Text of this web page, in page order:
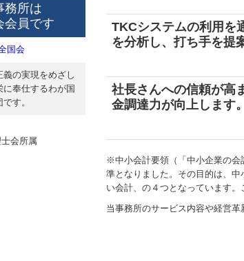
務所は
会員です
義の実現をめざし
奉仕するわが国
す。
会所属
TKCシステムの利用を
を分析し、打ち手を提
社長さんへの信頼が高
金調達力が向上します。
※中小会計要領（「中小企業の会
準となりました。その目的は、
い会計、の４つとなっています
当事務所のサービス内容や経営革